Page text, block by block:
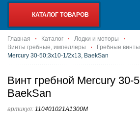
КАТАЛОГ ТОВАРОВ
Главная Каталог
Лодки и моторы
Винты гребные, импеллеры
Гребные
Mercury 30-50;3x10-1/2x13, BaekSan
Винт гребной Mercury 30-
BaekSan
артикул: 110401021A1300M